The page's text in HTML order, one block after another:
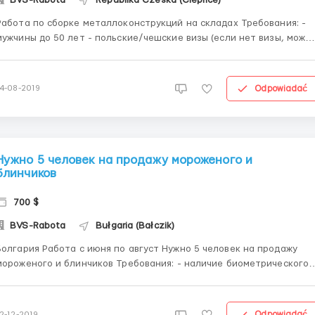
по сборке металлоконструкций на складах Требования: -
до 50 лет - польские/чешские визы (если нет визы,
08-2019 Odpowiadać
5 человек на продажу мороженого и
700 $
BVS-Rabota Bułgaria (Bałczik)
Работа с июня по август Нужно 5 человек на продажу
и блинчиков Требования: - наличие биометрического
Условия: - локация Албена,Золот...